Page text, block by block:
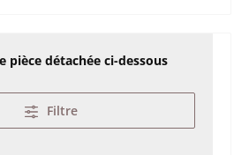
pièce détachée ci-dessous
Filtre